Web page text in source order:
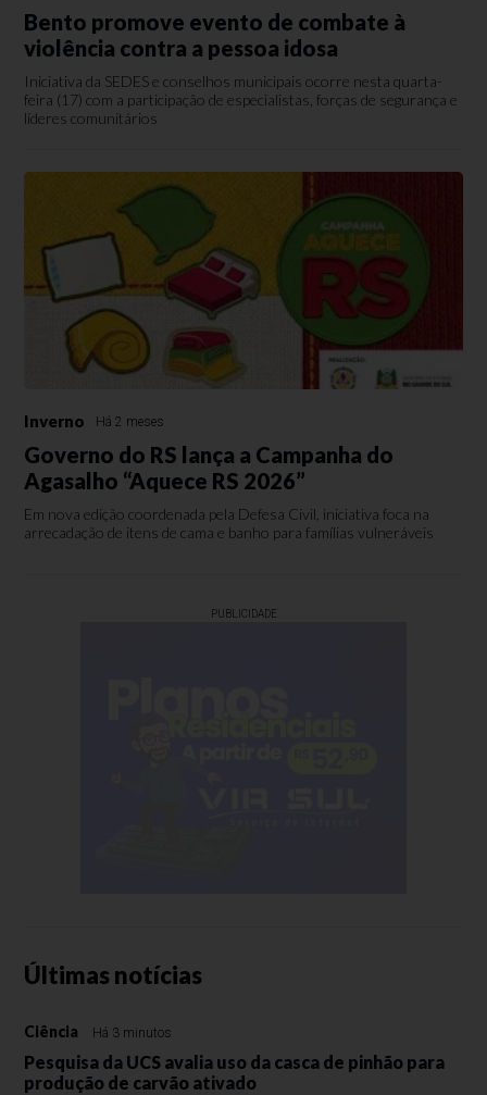
Bento promove evento de combate à
violência contra a pessoa idosa
Iniciativa da SEDES e conselhos municipais ocorre nesta quarta-
feira (17) com a participação de especialistas, forças de segurança e
líderes comunitários
Inverno Há 2 meses
Governo do RS lança a Campanha do
Agasalho “Aquece RS 2026”
Em nova edição coordenada pela Defesa Civil, iniciativa foca na
arrecadação de itens de cama e banho para famílias vulneráveis
PUBLICIDADE
Últimas notícias
Ciência Há 3 minutos
Pesquisa da UCS avalia uso da casca de pinhão para
produção de carvão ativado